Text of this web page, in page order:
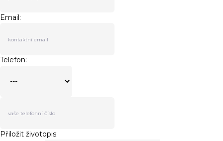
Email:
Telefon:
Přiložit životopis: